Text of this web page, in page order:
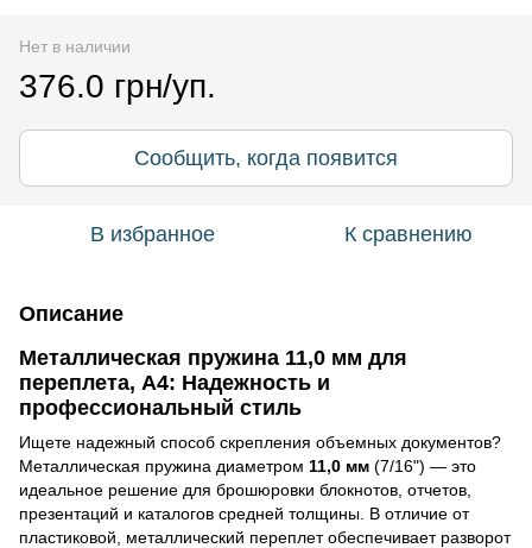
Нет в наличии
376.0 грн/уп.
Сообщить, когда появится
В избранное К сравнению
Описание
Металлическая пружина 11,0 мм для
переплета, А4: Надежность и
профессиональный стиль
Ищете надежный способ скрепления объемных документов?
Металлическая пружина диаметром 11,0 мм (7/16") — это
идеальное решение для брошюровки блокнотов, отчетов,
презентаций и каталогов средней толщины. В отличие от
пластиковой, металлический переплет обеспечивает разворот